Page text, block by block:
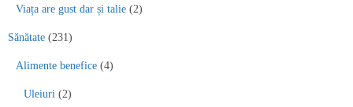
Viața are gust dar și talie (2)
Sănătate (231)
Alimente benefice (4)
Uleiuri (2)